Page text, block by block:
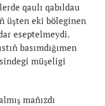
qaulı qabıldau
üşten eki böleginen
eseptelmeydi.
basımdığımen
müşeligi
mañızdı